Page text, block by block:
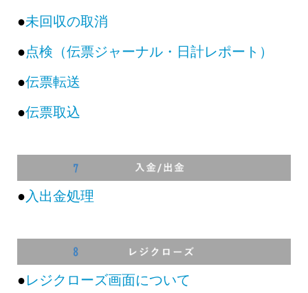
●未回収の取消
●点検（伝票ジャーナル・日計レポート）
●伝票転送
●伝票取込
● 入出金処理
●レジクローズ画面について